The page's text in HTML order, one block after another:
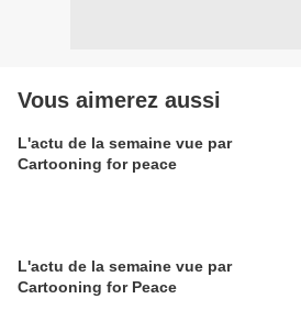
Vous aimerez aussi
L'actu de la semaine vue par
Cartooning for peace
L'actu de la semaine vue par
Cartooning for Peace